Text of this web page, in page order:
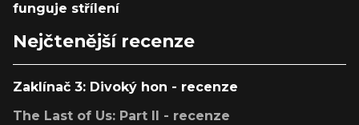
funguje střílení
Nejčtenější recenze
Zaklínač 3: Divoký hon - recenze
The Last of Us: Part II - recenze